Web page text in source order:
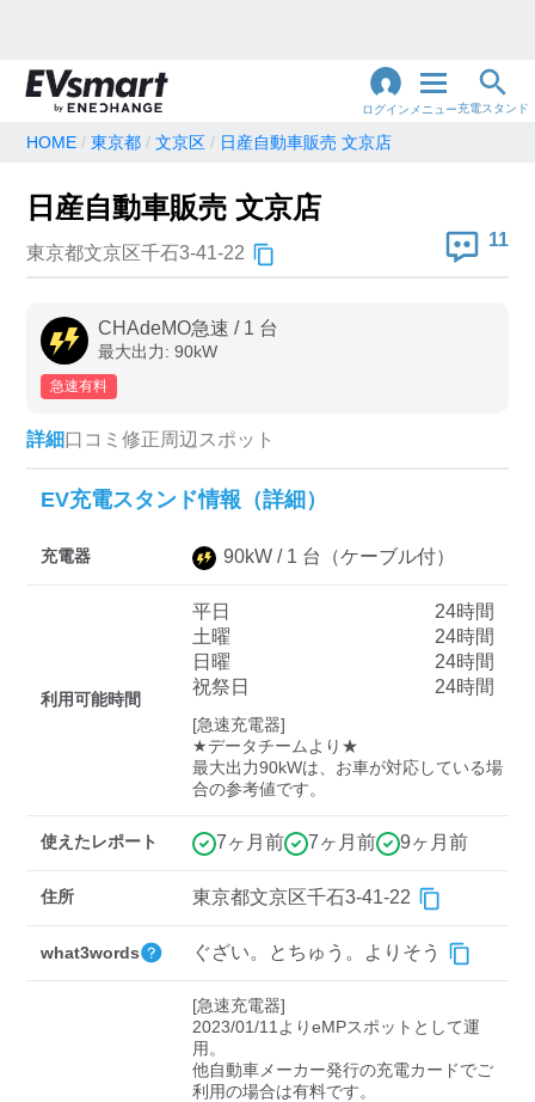
ログイン メニュー充電スタンド
地名・観光スポット・住所で検索
充電器の種類
急速充電器のみ表示
高速道路上のみ表示
認証システム
三菱ディーラーを表示
日産ディーラーを表示
トヨタディーラーを表
すべて 中速-20kW-以上 急速-44kW-以上
検索する
HOME 東京都 文京区 日産自動車販売 文京店
日産自動車販売 文京店
東京都文京区千石3-41-22
11
CHAdeMO急速 / 1 台
最大出力: 90kW
急速有料
詳細口コミ 修正周辺スポット
EV充電スタンド情報（詳細）
充電器 90kW / 1 台 （ケーブル付）
利用可能時間
平日
24時間
土曜
24時間
日曜
24時間
祝祭日
24時間
[急速充電器]
★データチームより★
最大出力90kWは、お車が対応している場
合の参考値です。
使えたレポート 7ヶ月前 7ヶ月前 9ヶ月前
住所 東京都文京区千石3-41-22
what3words ぐざい。とちゅう。よりそう
[急速充電器]
2023/01/11よりeMPスポットとして運
用。
他自動車メーカー発行の充電カードでご
利用の場合は有料です。